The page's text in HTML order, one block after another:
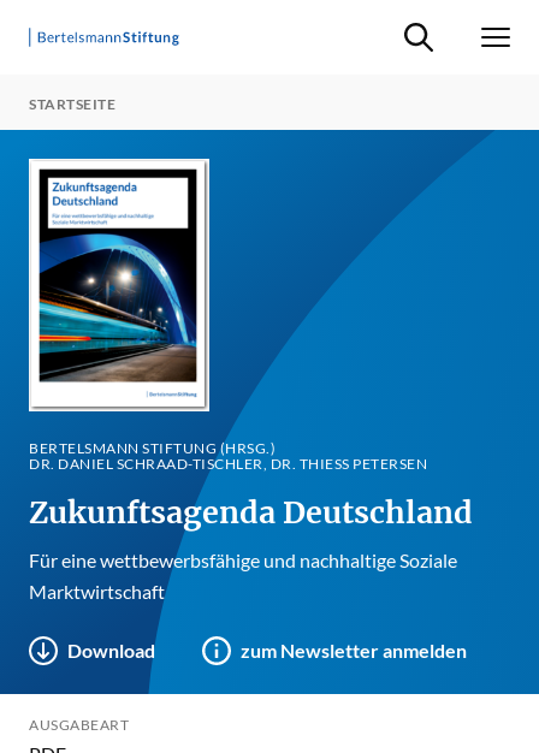
Suche ein-/
STARTSEITE
BERTELSMANN STIFTUNG (HRSG.)
DR. DANIEL SCHRAAD-TISCHLER, DR. THIESS PETERSEN
Zukunftsagenda Deutschland
Für eine wettbewerbsfähige und nachhaltige Soziale
Marktwirtschaft
Download zum Newsletter anmelden
AUSGABEART